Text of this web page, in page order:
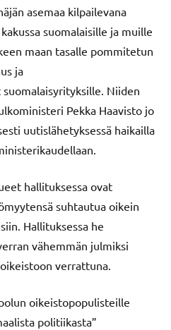
asemaa kilpailevana
suomalaisille ja muille
maan tasalle pommitetun
ja
Niiden
Pekka Haavisto jo
uutislähetyksessä haikailla
hallituksessa ovat
suhtautua oikein
Hallituksessa he
vähemmän julmiksi
verrattuna.
oikeistopopulisteille
politiikasta”